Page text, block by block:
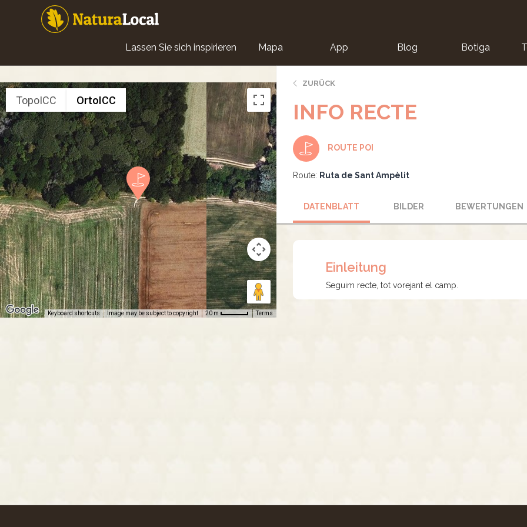
Main
navigation
Lassen Sie sich inspirieren Mapa App Blog Botiga
TopoICC OrtoICC
Keyboard shortcuts Image may be subject to copyright 20 m Terms
ZURÜCK
INFO RECTE
ROUTE POI
Route: Ruta de Sant Ampèlit
DATENBLATT BILDER BEWERTUNGEN
Einleitung
Seguim recte, tot vorejant el camp.